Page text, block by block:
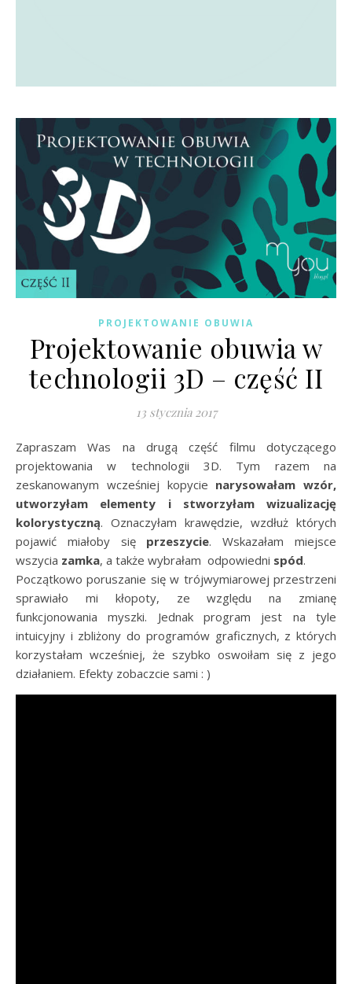
PROJEKTOWANIE OBUWIA
Projektowanie obuwia w
technologii 3D – część II
13 stycznia 2017
Zapraszam Was na drugą część filmu dotyczącego
projektowania w technologii 3D. Tym razem na
zeskanowanym wcześniej kopycie narysowałam wzór,
utworzyłam elementy i stworzyłam wizualizację
kolorystyczną. Oznaczyłam krawędzie, wzdłuż których
pojawić miałoby się przeszycie. Wskazałam miejsce
wszycia zamka, a także wybrałam odpowiedni spód.
Początkowo poruszanie się w trójwymiarowej przestrzeni
sprawiało mi kłopoty, ze względu na zmianę
funkcjonowania myszki. Jednak program jest na tyle
intuicyjny i zbliżony do programów graficznych, z których
korzystałam wcześniej, że szybko oswoiłam się z jego
działaniem. Efekty zobaczcie sami : )